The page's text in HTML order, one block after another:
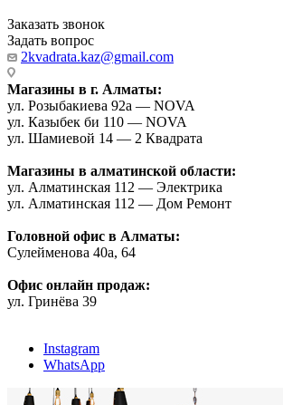
Заказать звонок
Задать вопрос
2kvadrata.kaz@gmail.com
Магазины в г. Алматы:
ул. Розыбакиева 92а — NOVA
ул. Казыбек би 110 — NOVA
ул. Шамиевой 14 — 2 Квадрата
Магазины в алматинской области:
ул. Алматинская 112 — Электрика
ул. Алматинская 112 — Дом Ремонт
Головной офис в Алматы:
Сулейменова 40а, 64
Офис онлайн продаж:
ул. Гринёва 39
Instagram
WhatsApp